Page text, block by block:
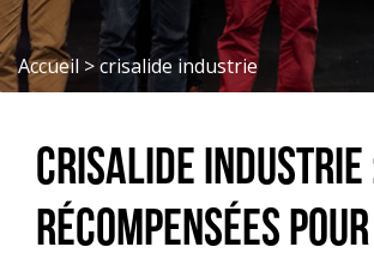
Accueil >crisalide industrie
Crisalide industrie :
récompensées